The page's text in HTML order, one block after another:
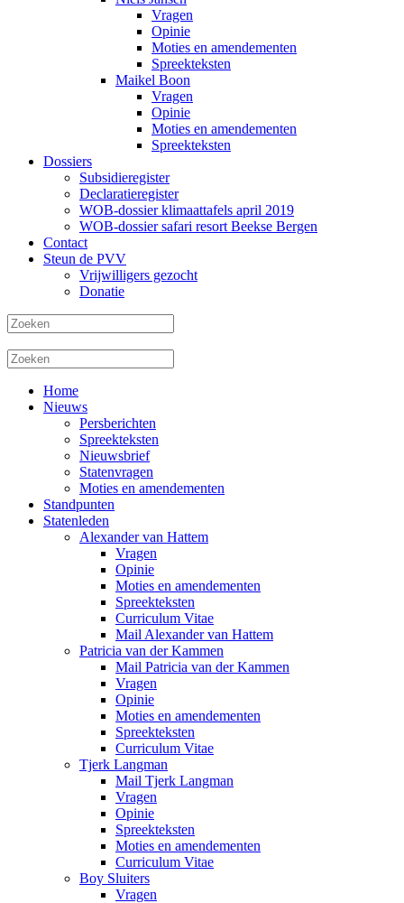
Vragen
Opinie
Moties en amendementen
Spreekteksten
Maikel Boon
Vragen
Opinie
Moties en amendementen
Spreekteksten
Dossiers
Subsidieregister
Declaratieregister
WOB-dossier klimaattafels april 2019
WOB-dossier safari resort Beekse Bergen
Contact
Steun de PVV
Vrijwilligers gezocht
Donatie
Home
Nieuws
Persberichten
Spreekteksten
Nieuwsbrief
Statenvragen
Moties en amendementen
Standpunten
Statenleden
Alexander van Hattem
Vragen
Opinie
Moties en amendementen
Spreekteksten
Curriculum Vitae
Mail Alexander van Hattem
Patricia van der Kammen
Mail Patricia van der Kammen
Vragen
Opinie
Moties en amendementen
Spreekteksten
Curriculum Vitae
Tjerk Langman
Mail Tjerk Langman
Vragen
Opinie
Spreekteksten
Moties en amendementen
Curriculum Vitae
Boy Sluiters
Vragen